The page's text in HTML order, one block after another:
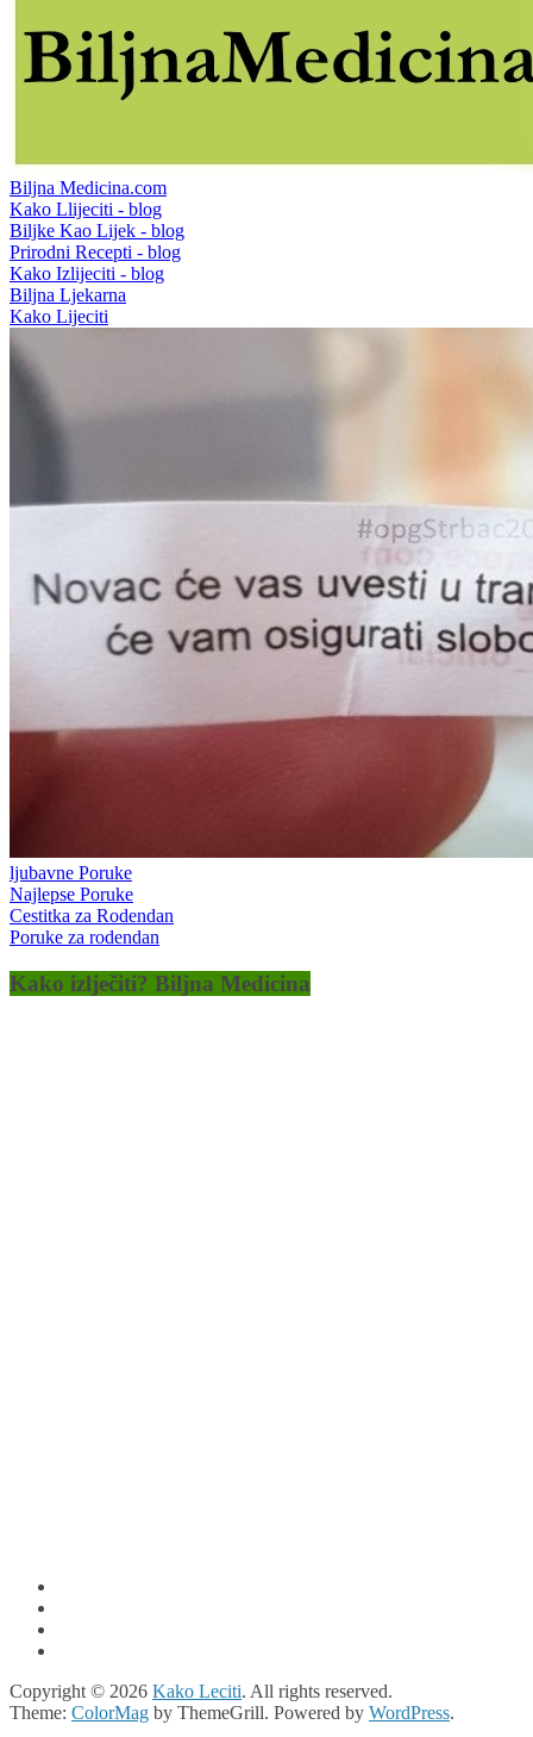
Biljna Medicina.com
Kako Llijeciti - blog
Biljke Kao Lijek - blog
Prirodni Recepti - blog
Kako Izlijeciti - blog
Biljna Ljekarna
Kako Lijeciti
ljubavne Poruke
Najlepse Poruke
Cestitka za Rodendan
Poruke za rodendan
Kako izlječiti? Biljna Medicina
Copyright © 2026 Kako Leciti. All rights reserved.
Theme: ColorMag by ThemeGrill. Powered by WordPress.